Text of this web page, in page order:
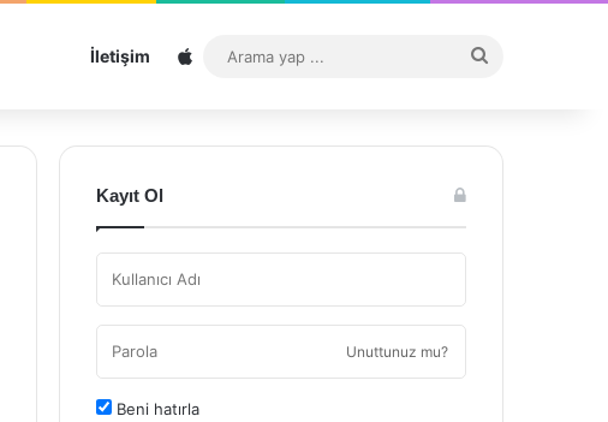
İletişim Sitemap
...
Kayıt Ol
Unuttunuz mu?
Beni hatırla